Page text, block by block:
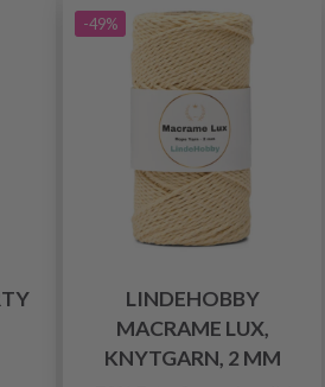
-49%
LINDEHOBBY
MACRAME LUX,
KNYTGARN, 2 MM